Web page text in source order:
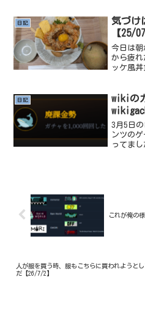
日記
気づけ
【25/
今日は朝
から疲れ
ッケ風
ていて、
てなっ
日記
wikiの
3月5日
ンツの
ってま
これが俺の
人が服を買う時、服もこちらに買われようと
だ【26/7/2】